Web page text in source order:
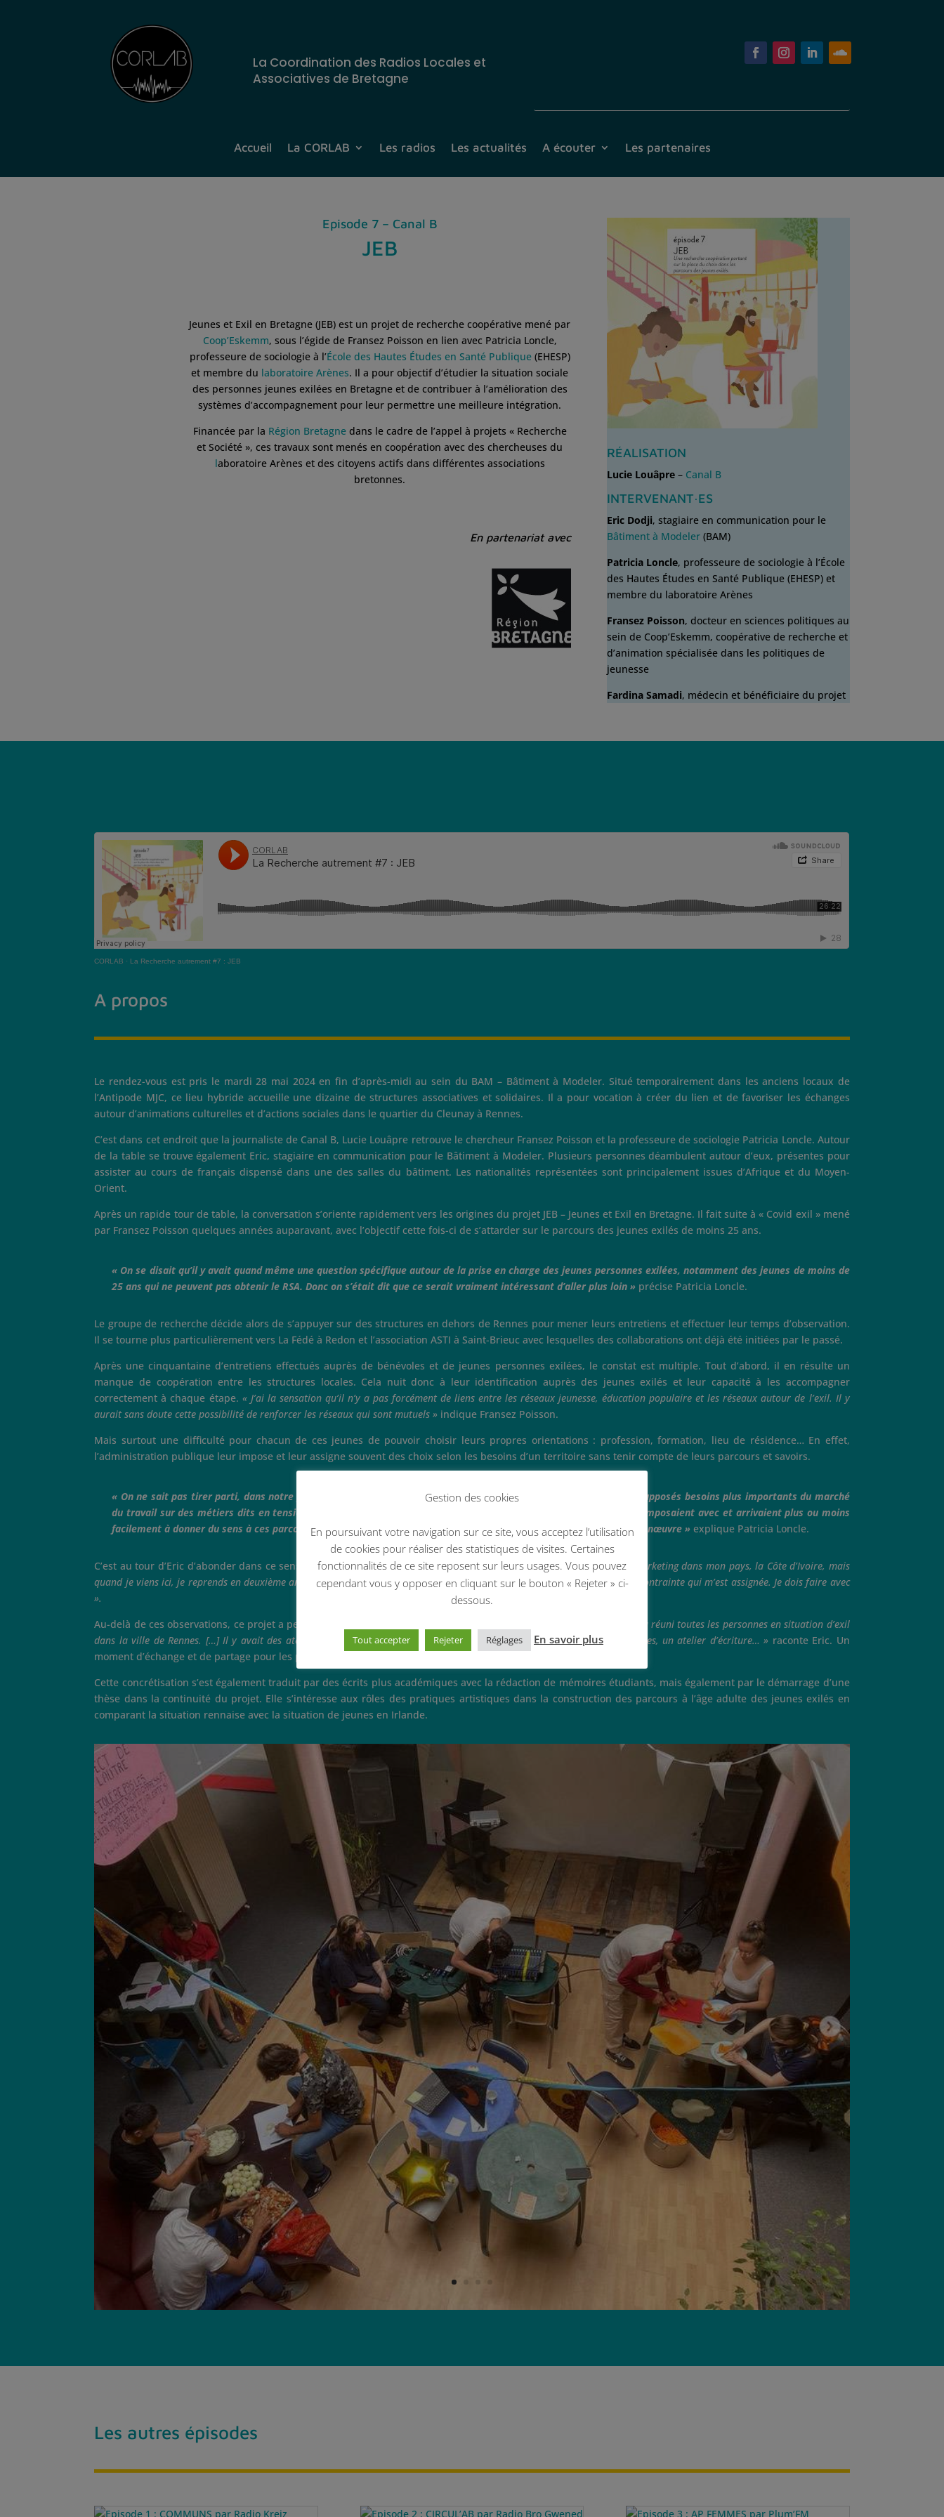
La Coordination des Radios Locales et
Associatives de Bretagne
Accueil La CORLAB Les radios Les actualités A écouter Les partenaires
Episode 7 – Canal B
JEB
Jeunes et Exil en Bretagne (JEB) est un projet de recherche coopérative mené par
Coop’Eskemm, sous l’égide de Fransez Poisson en lien avec Patricia Loncle,
professeure de sociologie à l’École des Hautes Études en Santé Publique(EHESP)
et membre du laboratoire Arènes. Il a pour objectif d’étudier la situation sociale
des personnes jeunes exilées en Bretagne et de contribuer à l’amélioration des
systèmes d’accompagnement pour leur permettre une meilleure intégration.
Financée par la Région Bretagnedans le cadre de l’appel à projets « Recherche
et Société », ces travaux sont menés en coopération avec des chercheuses du
laboratoire Arènes et des citoyens actifs dans différentes associations
bretonnes.
En partenariat avec
RÉALISATION
Lucie Louâpre – Canal B
INTERVENANT·ES
Eric Dodji, stagiaire en communication pour le
Bâtiment à Modeler (BAM)
Patricia Loncle, professeure de sociologie à l’École
des Hautes Études en Santé Publique (EHESP) et
membre du laboratoire Arènes
Fransez Poisson, docteur en sciences politiques au
sein de Coop’Eskemm, coopérative de recherche et
d’animation spécialisée dans les politiques de
jeunesse
Fardina Samadi, médecin et bénéficiaire du projet
CORLAB · La Recherche autrement #7 : JEB
A propos
Le rendez-vous est pris le mardi 28 mai 2024 en fin d’après-midi au sein du BAM – Bâtiment à Modeler. Situé temporairement dans les anciens locaux de
l’Antipode MJC, ce lieu hybride accueille une dizaine de structures associatives et solidaires. Il a pour vocation à créer du lien et de favoriser les échanges
autour d’animations culturelles et d’actions sociales dans le quartier du Cleunay à Rennes.
C’est dans cet endroit que la journaliste de Canal B, Lucie Louâpre retrouve le chercheur Fransez Poisson et la professeure de sociologie Patricia Loncle. Autour
de la table se trouve également Eric, stagiaire en communication pour le Bâtiment à Modeler. Plusieurs personnes déambulent autour d’eux, présentes pour
assister au cours de français dispensé dans une des salles du bâtiment. Les nationalités représentées sont principalement issues d’Afrique et du Moyen-
Orient.
Après un rapide tour de table, la conversation s’oriente rapidement vers les origines du projet JEB – Jeunes et Exil en Bretagne. Il fait suite à « Covid exil » mené
par Fransez Poisson quelques années auparavant, avec l’objectif cette fois-ci de s’attarder sur le parcours des jeunes exilés de moins 25 ans.
« On se disait qu’il y avait quand même une question spécifique autour de la prise en charge des jeunes personnes exilées, notamment des jeunes de moins de
25 ans qui ne peuvent pas obtenir le RSA. Donc on s’était dit que ce serait vraiment intéressant d’aller plus loin » précise Patricia Loncle.
Le groupe de recherche décide alors de s’appuyer sur des structures en dehors de Rennes pour mener leurs entretiens et effectuer leur temps d’observation.
Il se tourne plus particulièrement vers La Fédé à Redon et l’association ASTI à Saint-Brieuc avec lesquelles des collaborations ont déjà été initiées par le passé.
Après une cinquantaine d’entretiens effectués auprès de bénévoles et de jeunes personnes exilées, le constat est multiple. Tout d’abord, il en résulte un
manque de coopération entre les structures locales. Cela nuit donc à leur identification auprès des jeunes exilés et leur capacité à les accompagner
correctement à chaque étape. « J’ai la sensation qu’il n’y a pas forcément de liens entre les réseaux jeunesse, éducation populaire et les réseaux autour de l’exil. Il y
aurait sans doute cette possibilité de renforcer les réseaux qui sont mutuels » indique Fransez Poisson.
Mais surtout une difficulté pour chacun de ces jeunes de pouvoir choisir leurs propres orientations : profession, formation, lieu de résidence… En effet,
l’administration publique leur impose et leur assigne souvent des choix selon les besoins d’un territoire sans tenir compte de leurs parcours et savoirs.
« On ne sait pas tirer parti, dans notre pays, de toute cette expertise, de ces talents-là. On réfléchit à partir de supposés besoins plus importants du marché
du travail sur des métiers dits en tension. Donc ce qui nous intéressait, c’était de voir comment les personnes composaient avec et arrivaient plus ou moins
facilement à donner du sens à ces parcours-là qui leur sont en partie assignés, ou bien à trouver des marges de manœuvre »explique Patricia Loncle.
C’est au tour d’Eric d’abonder dans ce sens en témoignant de sa propre expérience : «J’ai une licence en publicité-marketing dans mon pays, la Côte d’Ivoire, mais
quand je viens ici, je reprends en deuxième année en licence. Ça me dit que je n’ai pas leur niveau. Donc ça déjà, c’est une contrainte qui m’est assignée. Je dois faire avec
».
Au-delà de ces observations, ce projet a permis l’organisation en juillet 2023 d’Exil’art, un événement culturel «
qui a réuni toutes les personnes en situation d’exil
dans la ville de Rennes. […] Il y avait des ateliers artistiques : un atelier de la langue bretonne, un atelier d’arts plastiques, un atelier d’écriture… » raconte Eric. Un
moment d’échange et de partage pour les personnes impliquées dans le projet.
Cette concrétisation s’est également traduit par des écrits plus académiques avec la rédaction de mémoires étudiants, mais également par le démarrage d’une
thèse dans la continuité du projet. Elle s’intéresse aux rôles des pratiques artistiques dans la construction des parcours à l’âge adulte des jeunes exilés en
comparant la situation rennaise avec la situation de jeunes en Irlande.
Les autres épisodes
Gestion des cookies
En poursuivant votre navigation sur ce site, vous acceptez l’utilisation
de cookies pour réaliser des statistiques de visites. Certaines
fonctionnalités de ce site reposent sur leurs usages. Vous pouvez
cependant vous y opposer en cliquant sur le bouton « Rejeter » ci-
dessous.
Tout accepter Rejeter Réglages En savoir plus